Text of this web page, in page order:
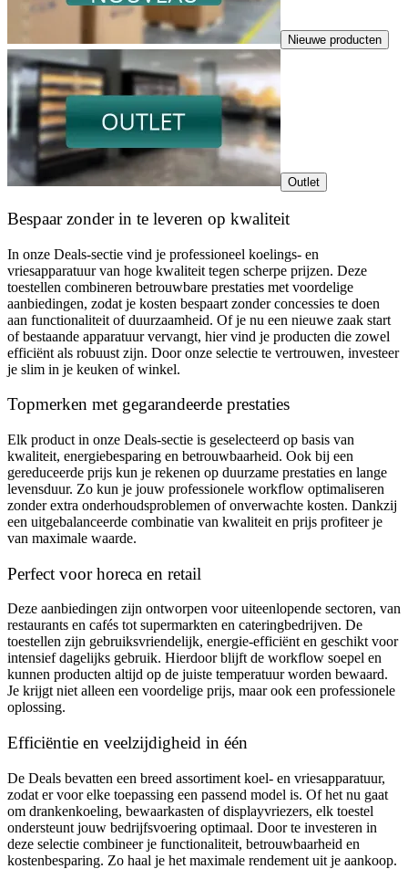
Nieuwe producten
Outlet
Bespaar zonder in te leveren op kwaliteit
In onze Deals-sectie vind je professioneel koelings- en
vriesapparatuur van hoge kwaliteit tegen scherpe prijzen. Deze
toestellen combineren betrouwbare prestaties met voordelige
aanbiedingen, zodat je kosten bespaart zonder concessies te doen
aan functionaliteit of duurzaamheid. Of je nu een nieuwe zaak start
of bestaande apparatuur vervangt, hier vind je producten die zowel
efficiënt als robuust zijn. Door onze selectie te vertrouwen, investeer
je slim in je keuken of winkel.
Topmerken met gegarandeerde prestaties
Elk product in onze Deals-sectie is geselecteerd op basis van
kwaliteit, energiebesparing en betrouwbaarheid. Ook bij een
gereduceerde prijs kun je rekenen op duurzame prestaties en lange
levensduur. Zo kun je jouw professionele workflow optimaliseren
zonder extra onderhoudsproblemen of onverwachte kosten. Dankzij
een uitgebalanceerde combinatie van kwaliteit en prijs profiteer je
van maximale waarde.
Perfect voor horeca en retail
Deze aanbiedingen zijn ontworpen voor uiteenlopende sectoren, van
restaurants en cafés tot supermarkten en cateringbedrijven. De
toestellen zijn gebruiksvriendelijk, energie-efficiënt en geschikt voor
intensief dagelijks gebruik. Hierdoor blijft de workflow soepel en
kunnen producten altijd op de juiste temperatuur worden bewaard.
Je krijgt niet alleen een voordelige prijs, maar ook een professionele
oplossing.
Efficiëntie en veelzijdigheid in één
De Deals bevatten een breed assortiment koel- en vriesapparatuur,
zodat er voor elke toepassing een passend model is. Of het nu gaat
om drankenkoeling, bewaarkasten of displayvriezers, elk toestel
ondersteunt jouw bedrijfsvoering optimaal. Door te investeren in
deze selectie combineer je functionaliteit, betrouwbaarheid en
kostenbesparing. Zo haal je het maximale rendement uit je aankoop.